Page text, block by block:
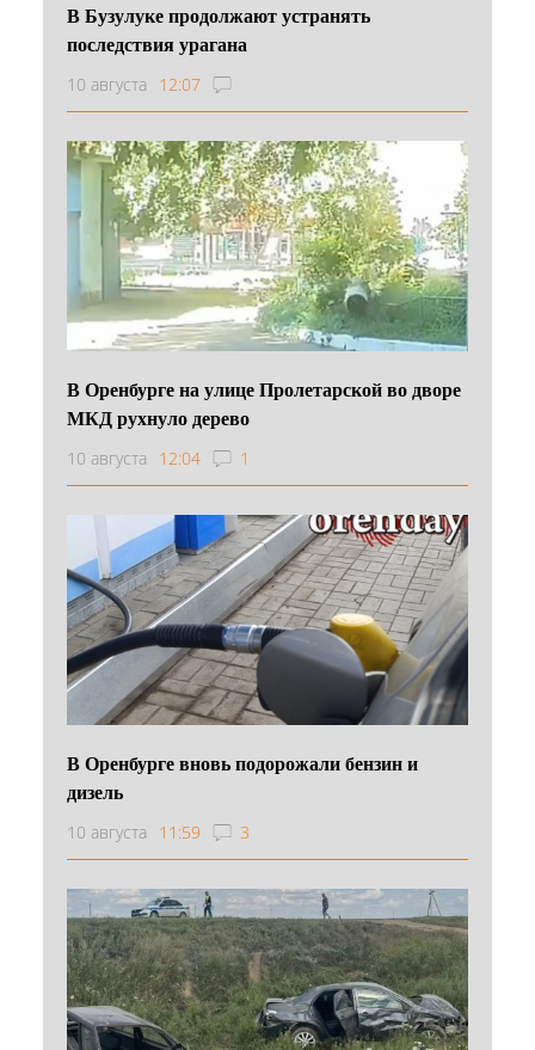
В Бузулуке продолжают устранять
последствия урагана
10 августа 12:07
В Оренбурге на улице Пролетарской во дворе
МКД рухнуло дерево
10 августа 12:04 1
В Оренбурге вновь подорожали бензин и
дизель
10 августа 11:59 3